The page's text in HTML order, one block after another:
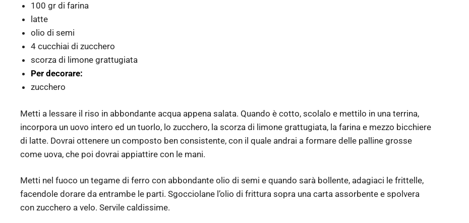
100 gr di farina
latte
olio di semi
4 cucchiai di zucchero
scorza di limone grattugiata
Per decorare:
zucchero
Metti a lessare il riso in abbondante acqua appena salata. Quando è cotto, scolalo e mettilo in una terrina,
incorpora un uovo intero ed un tuorlo, lo zucchero, la scorza di limone grattugiata, la farina e mezzo bicchiere
di latte. Dovrai ottenere un composto ben consistente, con il quale andrai a formare delle palline grosse
come uova, che poi dovrai appiattire con le mani.
Metti nel fuoco un tegame di ferro con abbondante olio di semi e quando sarà bollente, adagiaci le frittelle,
facendole dorare da entrambe le parti. Sgocciolane l’olio di frittura sopra una carta assorbente e spolvera
con zucchero a velo. Servile caldissime.